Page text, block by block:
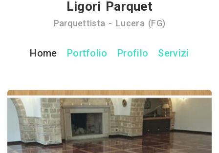
Ligori Parquet
Parquettista - Lucera (FG)
Home Portfolio Profilo Servizi